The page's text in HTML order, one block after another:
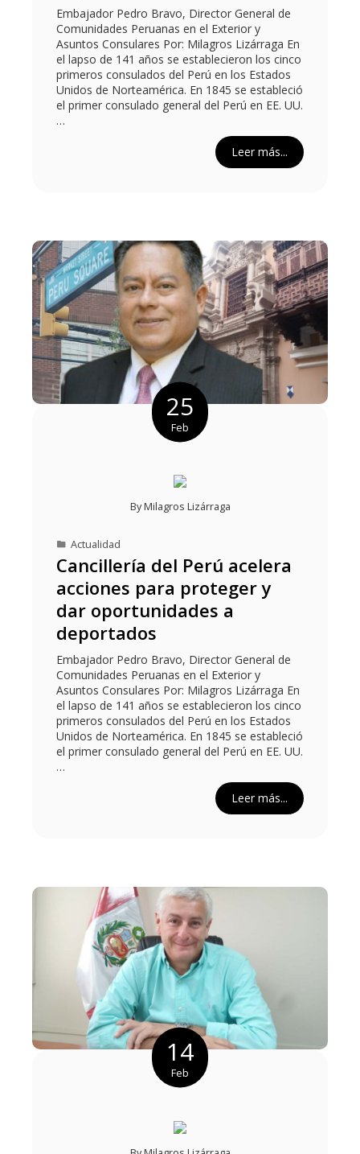
Embajador Pedro Bravo, Director General de
Comunidades Peruanas en el Exterior y
Asuntos Consulares Por: Milagros Lizárraga En
el lapso de 141 años se establecieron los cinco
primeros consulados del Perú en los Estados
Unidos de Norteamérica. En 1845 se estableció
el primer consulado general del Perú en EE. UU.
…
Leer más...
25
Feb
ByMilagros Lizárraga
Actualidad
Cancillería del Perú acelera
acciones para proteger y
dar oportunidades a
deportados
Embajador Pedro Bravo, Director General de
Comunidades Peruanas en el Exterior y
Asuntos Consulares Por: Milagros Lizárraga En
el lapso de 141 años se establecieron los cinco
primeros consulados del Perú en los Estados
Unidos de Norteamérica. En 1845 se estableció
el primer consulado general del Perú en EE. UU.
…
Leer más...
14
Feb